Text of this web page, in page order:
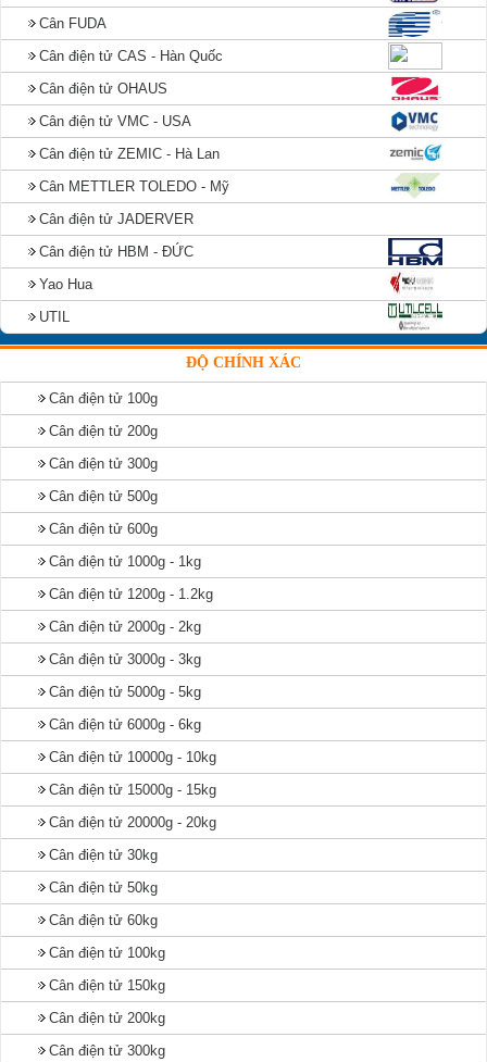
Cân FUDA
Cân điện tử CAS - Hàn Quốc
Cân điện tử OHAUS
Cân điện tử VMC - USA
Cân điện tử ZEMIC - Hà Lan
Cân METTLER TOLEDO - Mỹ
Cân điện tử JADERVER
Cân điện tử HBM - ĐỨC
Yao Hua
UTIL
ĐỘ CHÍNH XÁC
Cân điện tử 100g
Cân điện tử 200g
Cân điện tử 300g
Cân điện tử 500g
Cân điện tử 600g
Cân điện tử 1000g - 1kg
Cân điện tử 1200g - 1.2kg
Cân điện tử 2000g - 2kg
Cân điện tử 3000g - 3kg
Cân điện tử 5000g - 5kg
Cân điện tử 6000g - 6kg
Cân điện tử 10000g - 10kg
Cân điện tử 15000g - 15kg
Cân điện tử 20000g - 20kg
Cân điện tử 30kg
Cân điện tử 50kg
Cân điện tử 60kg
Cân điện tử 100kg
Cân điện tử 150kg
Cân điện tử 200kg
Cân điện tử 300kg